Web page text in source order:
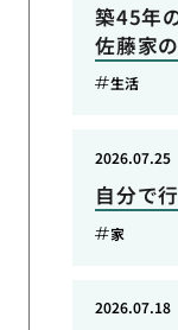
築45年
佐藤家
生活
自分で
2026.07.25
家
2026.07.18